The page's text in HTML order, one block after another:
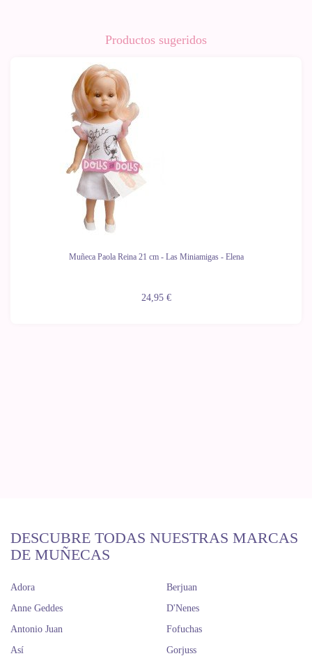
Productos sugeridos
Muñeca Paola Reina 21 cm - Las Miniamigas - Elena
24,95 €
DESCUBRE TODAS NUESTRAS MARCAS
DE MUÑECAS
Adora
Anne Geddes
Antonio Juan
Así
Berjuan
D'Nenes
Fofuchas
Gorjuss